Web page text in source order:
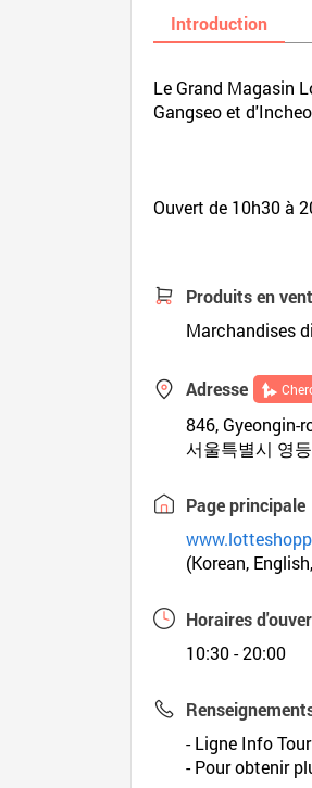
Introduction
Le Grand Magasin
Gangseo et
Ouvert de 10h30 à
Produits en
Marchandises
Adresse
846, Gyeongin-
서울특별시 영
Page principale
(Korean,
Horaires
10:30 - 20:00
- Ligne Info
- Pour obtenir